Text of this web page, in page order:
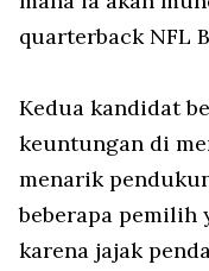
quarterback NFL
Kedua kandidat
keuntungan di
menarik
beberapa pemilih
karena jajak